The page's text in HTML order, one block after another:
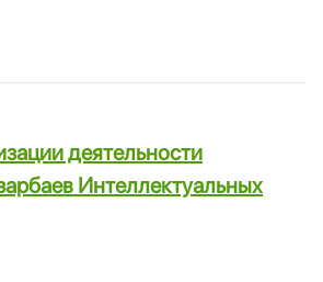
деятельности
Интеллектуальных